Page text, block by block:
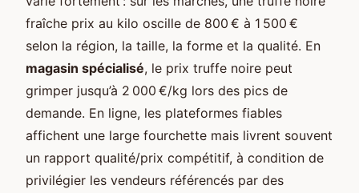
fraîche prix au kilo oscille de 800 € à 1 500 €
selon la région, la taille, la forme et la qualité. En
magasin spécialisé, le prix truffe noire peut
grimper jusqu’à 2 000 €/kg lors des pics de
demande. En ligne, les plateformes fiables
affichent une large fourchette mais livrent souvent
un rapport qualité/prix compétitif, à condition de
privilégier les vendeurs référencés par des